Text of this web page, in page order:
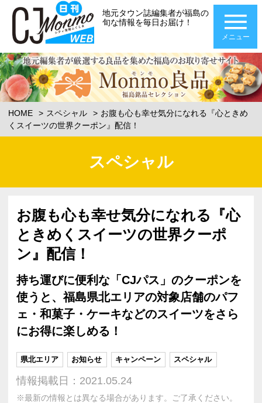
地元タウン誌編集者が福島の
旬な情報を毎日お届け！
メニュー
HOME スペシャル
お腹も心も幸せ気分になれる『心ときめ
くスイーツの世界クーポン』配信！
スペシャル
お腹も心も幸せ気分になれる『心
ときめくスイーツの世界クーポ
ン』配信！
持ち運びに便利な「CJパス」のクーポンを
使うと、福島県北エリアの対象店舗のパフ
ェ・和菓子・ケーキなどのスイーツをさら
にお得に楽しめる！
県北エリア お知らせ キャンペーン スペシャル
情報掲載日：2021.05.24
※最新の情報とは異なる場合があります。ご了承ください。